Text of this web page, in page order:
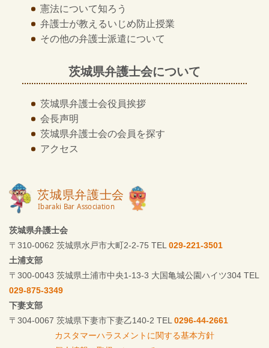
憲法について知ろう
弁護士が教えるいじめ防止授業
その他の弁護士派遣について
茨城県弁護士会について
茨城県弁護士会役員挨拶
会長声明
茨城県弁護士会の会員を探す
アクセス
茨城県弁護士会
〒310-0062 茨城県水戸市大町2-2-75 TEL 029-221-3501
土浦支部
〒300-0043 茨城県土浦市中央1-13-3 大国亀城公園ハイツ304 TEL
029-875-3349
下妻支部
〒304-0067 茨城県下妻市下妻乙140-2 TEL 0296-44-2661
カスタマーハラスメントに関する基本方針